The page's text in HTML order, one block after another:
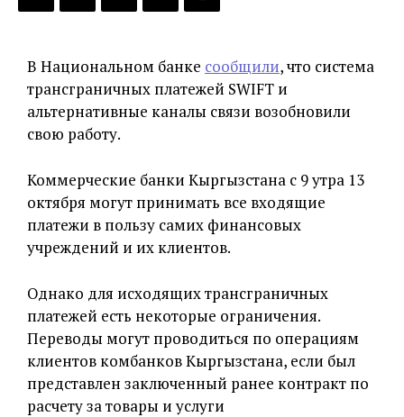
В Национальном банке сообщили, что система
трансграничных платежей SWIFT и
альтернативные каналы связи возобновили
свою работу.
Коммерческие банки Кыргызстана с 9 утра 13
октября могут принимать все входящие
платежи в пользу самих финансовых
учреждений и их клиентов.
Однако для исходящих трансграничных
платежей есть некоторые ограничения.
Переводы могут проводиться по операциям
клиентов комбанков Кыргызстана, если был
представлен заключенный ранее контракт по
расчету за товары и услуги